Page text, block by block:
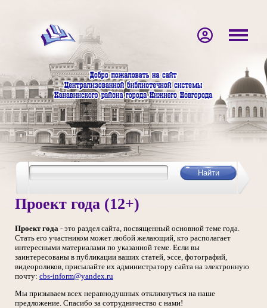
Проект года (12+)
Проект года - это раздел сайта, посвященный основной теме года.
Стать его участником может любой желающий, кто располагает
интересными материалами по указанной теме. Если вы
заинтересованы в публикации ваших статей, эссе, фотографий,
видеороликов, присылайте их администратору сайта на электронную
почту: cbs-inform@yandex.ru
Мы призываем всех неравнодушных откликнуться на наше
предложение. Спасибо за сотрудничество с нами!